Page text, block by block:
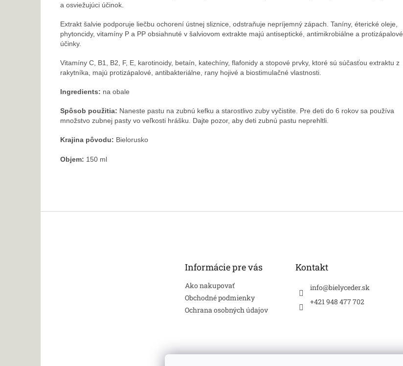
a osviežujúci účinok.
Extrakt šalvie podporuje liečbu ochorení ústnej sliznice, odstraňuje nepríjemný zápach. Taníny, éterické oleje,
phytoncidy, vitamíny P a PP obsiahnuté v šalviovom extrakte majú antiseptické, antimikrobiálne a protizápalové
účinky.
Vitamíny C, B1, B2, F, E, karotinoidy, betaín, katechíny, flafonidy a stopové prvky, ktoré sú súčasťou extraktu z
rakytníka, majú protizápalové, antibakteriálne, rany hojivé a biostimulačné vlastnosti.
Ingredients: na obale
Spôsob použitia: Naneste pastu na zubnú kefku a starostlivo zuby vyčistite. Pre deti do 6 rokov sa používa
množstvo zubnej pasty vo veľkosti hrášku. Dajte pozor, aby deti zubnú pastu neprehltli.
Krajina pôvodu: Bielorusko
Objem: 150 ml
Informácie pre vás
Ako nakupovať
Obchodné podmienky
Ochrana osobných údajov
Kontakt
info@bielyceder.sk
+421 948 477 702